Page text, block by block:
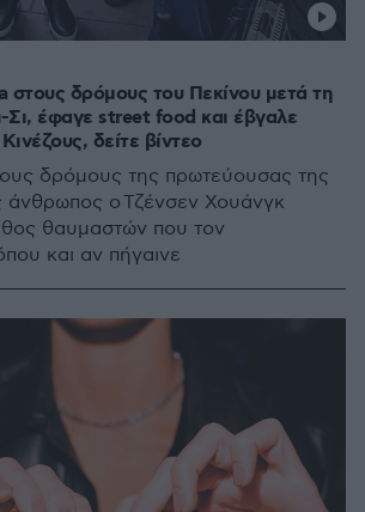
στους δρόμους του Πεκίνου μετά τη
Σι, έφαγε street food και έβγαλε
δείτε βίντεο
δρόμους της πρωτεύουσας της
άνθρωπος ο Τζένσεν Χουάνγκ
θαυμαστών που τον
και αν πήγαινε